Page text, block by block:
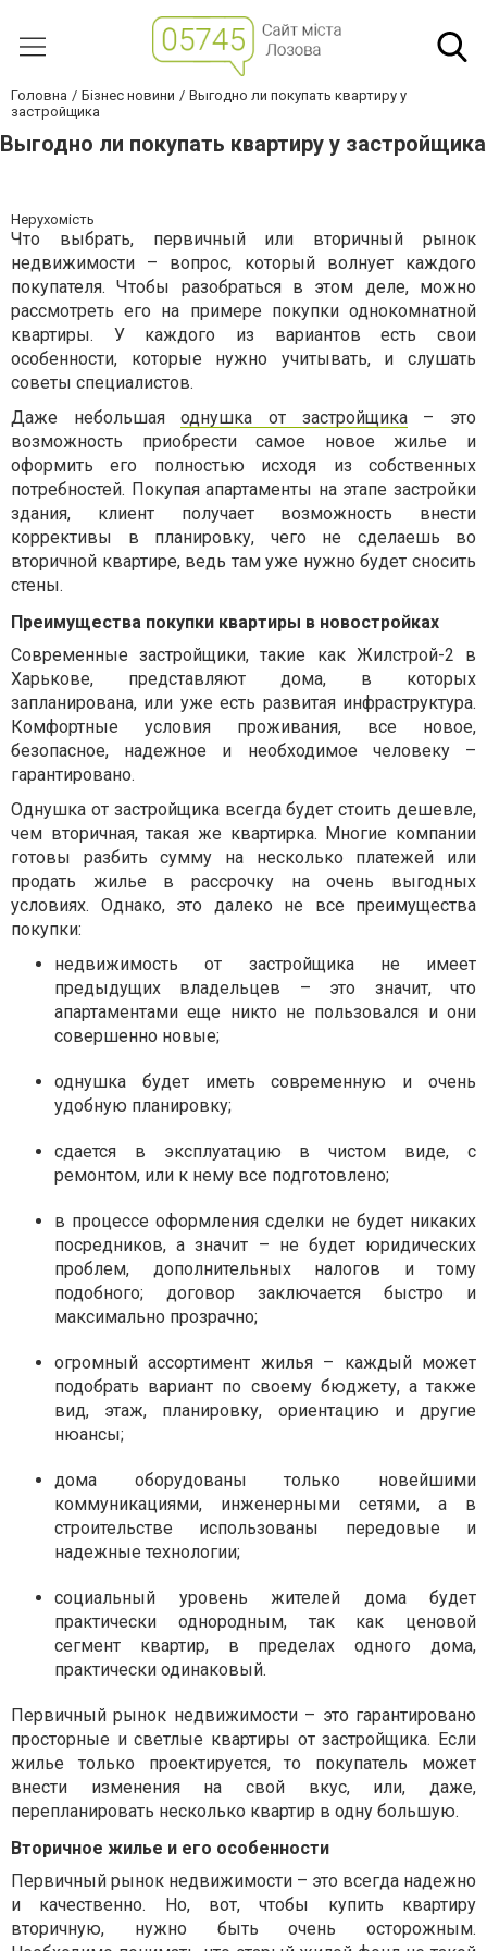
Головна Бізнес новини
Выгодно ли покупать квартиру у
застройщика
Выгодно ли покупать квартиру у застройщика
Нерухомість
Что выбрать, первичный или вторичный рынок
недвижимости – вопрос, который волнует каждого
покупателя. Чтобы разобраться в этом деле, можно
рассмотреть его на примере покупки однокомнатной
квартиры. У каждого из вариантов есть свои
особенности, которые нужно учитывать, и слушать
советы специалистов.
Даже небольшаяоднушка от застройщика– это
возможность приобрести самое новое жилье и
оформить его полностью исходя из собственных
потребностей. Покупая апартаменты на этапе застройки
здания, клиент получает возможность внести
коррективы в планировку, чего не сделаешь во
вторичной квартире, ведь там уже нужно будет сносить
стены.
Преимущества покупки квартиры в новостройках
Современные застройщики, такие как Жилстрой-2 в
Харькове, представляют дома, в которых
запланирована, или уже есть развитая инфраструктура.
Комфортные условия проживания, все новое,
безопасное, надежное и необходимое человеку –
гарантировано.
Однушка от застройщика всегда будет стоить дешевле,
чем вторичная, такая же квартирка. Многие компании
готовы разбить сумму на несколько платежей или
продать жилье в рассрочку на очень выгодных
условиях. Однако, это далеко не все преимущества
покупки:
недвижимость от застройщика не имеет
предыдущих владельцев – это значит, что
апартаментами еще никто не пользовался и они
совершенно новые;
однушка будет иметь современную и очень
удобную планировку;
сдается в эксплуатацию в чистом виде, с
ремонтом, или к нему все подготовлено;
в процессе оформления сделки не будет никаких
посредников, а значит – не будет юридических
проблем, дополнительных налогов и тому
подобного; договор заключается быстро и
максимально прозрачно;
огромный ассортимент жилья – каждый может
подобрать вариант по своему бюджету, а также
вид, этаж, планировку, ориентацию и другие
нюансы;
дома оборудованы только новейшими
коммуникациями, инженерными сетями, а в
строительстве использованы передовые и
надежные технологии;
социальный уровень жителей дома будет
практически однородным, так как ценовой
сегмент квартир, в пределах одного дома,
практически одинаковый.
Первичный рынок недвижимости – это гарантировано
просторные и светлые квартиры от застройщика. Если
жилье только проектируется, то покупатель может
внести изменения на свой вкус, или, даже,
перепланировать несколько квартир в одну большую.
Вторичное жилье и его особенности
Первичный рынок недвижимости – это всегда надежно
и качественно. Но, вот, чтобы купить квартиру
вторичную, нужно быть очень осторожным.